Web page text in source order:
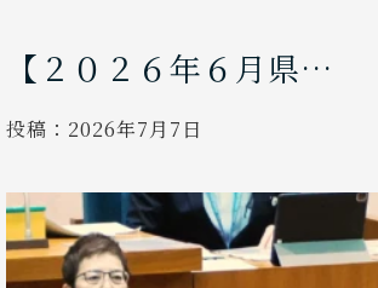
【２０２６年６月県…
投稿： 2026年7月7日